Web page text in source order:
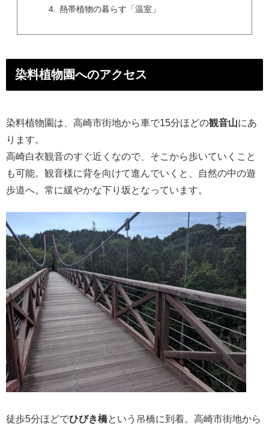
熱帯植物の暮らす「温室」
染料植物園へのアクセス
染料植物園は、高崎市街地から車で15分ほどの観音山にあ
ります。
高崎白衣観音のすぐ近くなので、そこから歩いていくこと
も可能。観音様に背を向けて進んでいくと、自然の中の遊
歩道へ。常に緩やかな下り坂となっています。
徒歩5分ほどでひびき橋という吊橋に到着。高崎市街地から